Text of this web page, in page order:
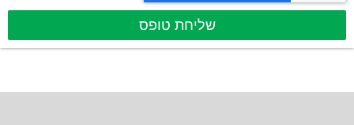
שליחת טופס